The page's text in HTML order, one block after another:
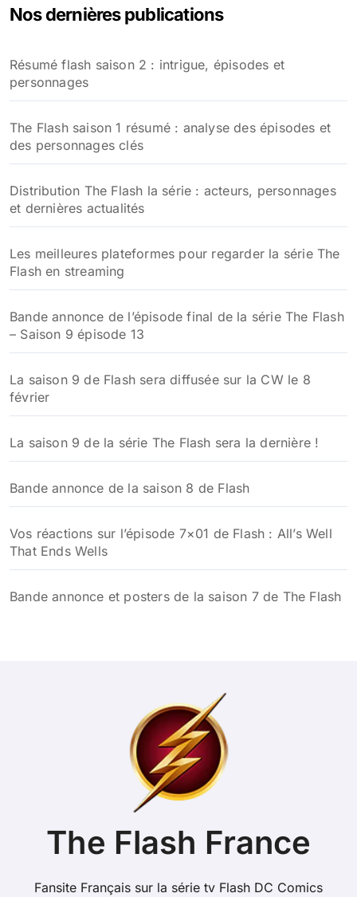
r
e
r
Nos dernières publications
Résumé flash saison 2 : intrigue, épisodes et
personnages
The Flash saison 1 résumé : analyse des épisodes et
des personnages clés
Distribution The Flash la série : acteurs, personnages
et dernières actualités
Les meilleures plateformes pour regarder la série The
Flash en streaming
Bande annonce de l’épisode final de la série The Flash
– Saison 9 épisode 13
La saison 9 de Flash sera diffusée sur la CW le 8
février
La saison 9 de la série The Flash sera la dernière !
Bande annonce de la saison 8 de Flash
Vos réactions sur l’épisode 7×01 de Flash : All’s Well
That Ends Wells
Bande annonce et posters de la saison 7 de The Flash
The Flash France
Fansite Français sur la série tv Flash DC Comics